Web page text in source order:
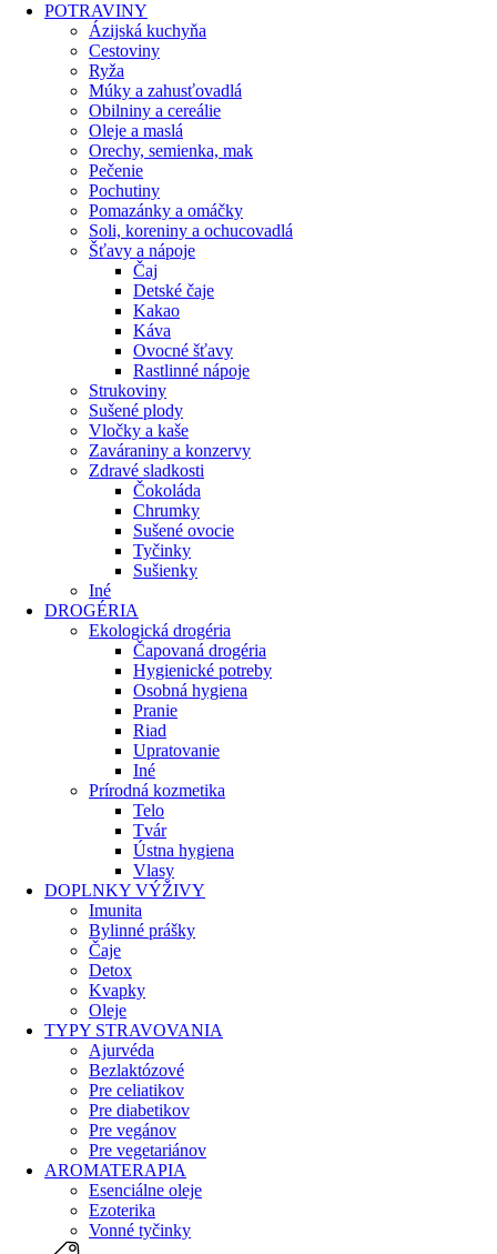
POTRAVINY
Ázijská kuchyňa
Cestoviny
Ryža
Múky a zahusťovadlá
Obilniny a cereálie
Oleje a maslá
Orechy, semienka, mak
Pečenie
Pochutiny
Pomazánky a omáčky
Soli, koreniny a ochucovadlá
Šťavy a nápoje
Čaj
Detské čaje
Kakao
Káva
Ovocné šťavy
Rastlinné nápoje
Strukoviny
Sušené plody
Vločky a kaše
Zaváraniny a konzervy
Zdravé sladkosti
Čokoláda
Chrumky
Sušené ovocie
Tyčinky
Sušienky
Iné
DROGÉRIA
Ekologická drogéria
Čapovaná drogéria
Hygienické potreby
Osobná hygiena
Pranie
Riad
Upratovanie
Iné
Prírodná kozmetika
Telo
Tvár
Ústna hygiena
Vlasy
DOPLNKY VÝŽIVY
Imunita
Bylinné prášky
Čaje
Detox
Kvapky
Oleje
TYPY STRAVOVANIA
Ajurvéda
Bezlaktózové
Pre celiatikov
Pre diabetikov
Pre vegánov
Pre vegetariánov
AROMATERAPIA
Esenciálne oleje
Ezoterika
Vonné tyčinky